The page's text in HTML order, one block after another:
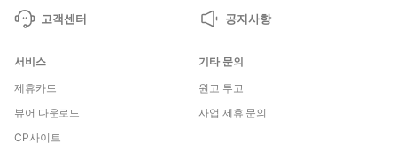
고객센터 공지사항
서비스
제휴카드
뷰어 다운로드
CP사이트
기타 문의
원고 투고
사업 제휴 문의